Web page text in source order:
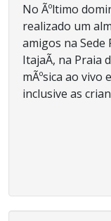
No Ãºltimo
realizado um
amigos na Sede
ItajaÃ­, na Praia
mÃºsica ao
inclusive as